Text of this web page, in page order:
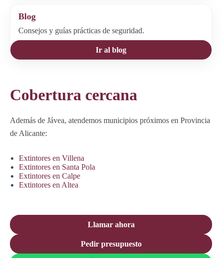
Blog
Consejos y guías prácticas de seguridad.
Ir al blog
Cobertura cercana
Además de Jávea, atendemos municipios próximos en Provincia
de Alicante:
Extintores en Villena
Extintores en Santa Pola
Extintores en Calpe
Extintores en Altea
Llamar ahora
Pedir presupuesto